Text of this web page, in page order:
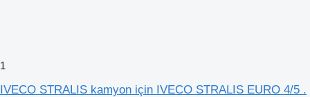
1
IVECO STRALIS kamyon için IVECO STRALIS EURO 4/5 .